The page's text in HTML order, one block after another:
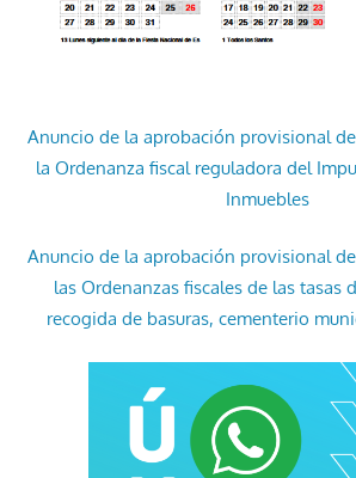
Anuncio de la aprobación provisional
la Ordenanza fiscal reguladora del
Inmuebles
Anuncio de la aprobación provisional
las Ordenanzas fiscales de las tasas
recogida de basuras, cementerio